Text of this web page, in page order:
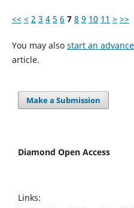
<< < 2 3 4 5 6 7 8 9 10 11 > >>
You may also start an
article.
Make a Submission
Diamond Open Access
Links: